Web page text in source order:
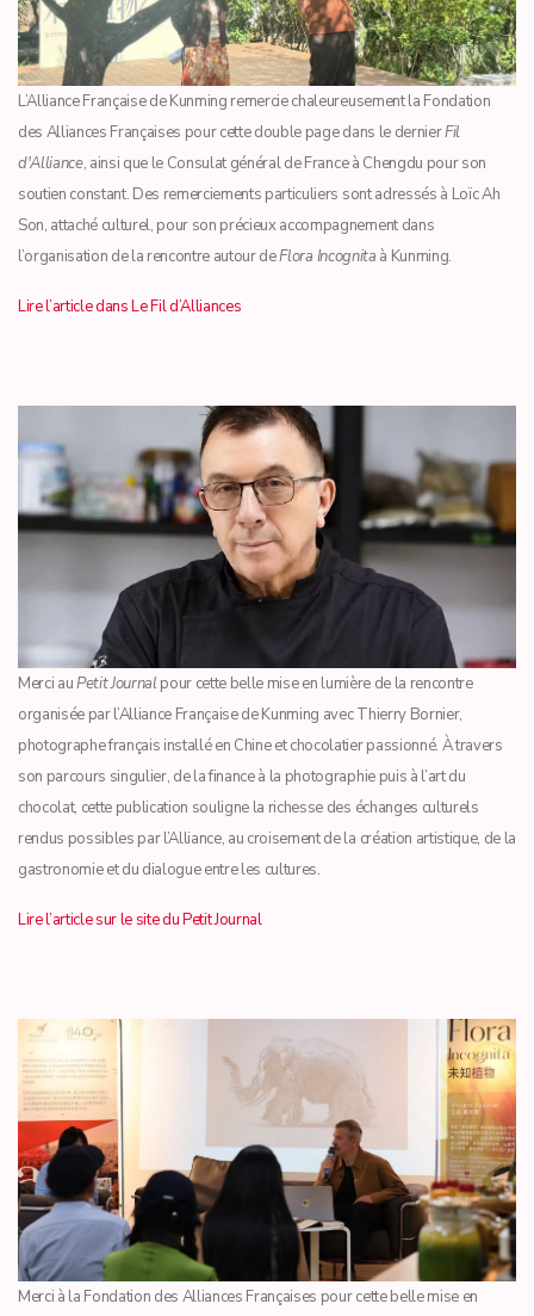
L’Alliance Française de Kunming remercie chaleureusement la Fondation
des Alliances Françaises pour cette double page dans le dernierFil
d'Alliance, ainsi que le Consulat général de France à Chengdu pour son
soutien constant. Des remerciements particuliers sont adressés à Loïc Ah
Son, attaché culturel, pour son précieux accompagnement dans
l’organisation de la rencontre autour deFlora Incognita à Kunming.
Lire l’article dans Le Fil d’Alliances
Merci auPetit Journalpour cette belle mise en lumière de la rencontre
organisée par l’Alliance Française de Kunming avec Thierry Bornier,
photographe français installé en Chine et chocolatier passionné. À travers
son parcours singulier, de la finance à la photographie puis à l’art du
chocolat, cette publication souligne la richesse des échanges culturels
rendus possibles par l’Alliance, au croisement de la création artistique, de la
gastronomie et du dialogue entre les cultures.
Lire l’article sur le site du Petit Journal
Merci à la Fondation des Alliances Françaises pour cette belle mise en